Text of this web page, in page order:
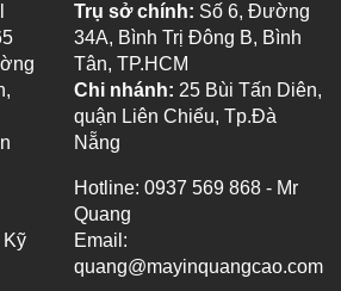
Kỹ
Trụ sở chính: Số 6, Đường
34A, Bình Trị Đông B, Bình
Tân, TP.HCM
Chi nhánh: 25 Bùi Tấn Diên,
quận Liên Chiểu, Tp.Đà
Nẵng
Hotline: 0937 569 868 - Mr
Quang
Email:
quang@mayinquangcao.com